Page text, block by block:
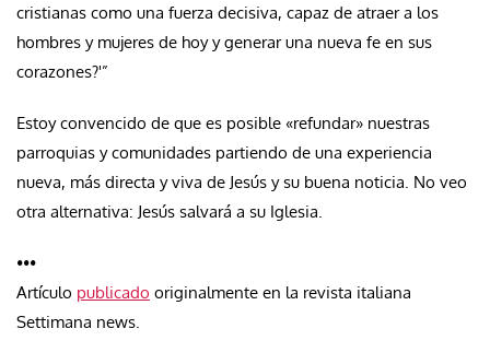
cristianas como una fuerza decisiva, capaz de atraer a los
hombres y mujeres de hoy y generar una nueva fe en sus
corazones?'”
Estoy convencido de que es posible «refundar» nuestras
parroquias y comunidades partiendo de una experiencia
nueva, más directa y viva de Jesús y su buena noticia. No veo
otra alternativa: Jesús salvará a su Iglesia.
•••
Artículo publicado originalmente en la revista italiana
Settimana news.